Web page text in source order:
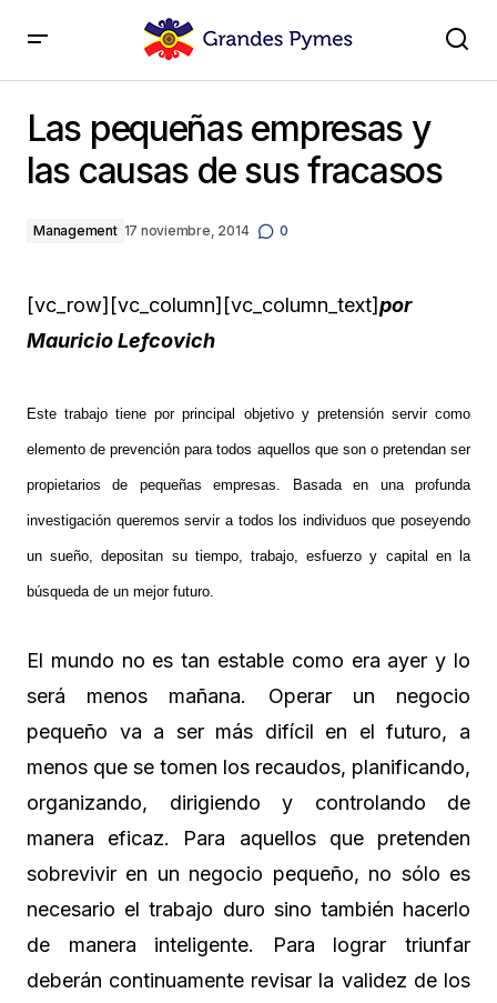
Las pequeñas empresas y
las causas de sus fracasos
Management 17 noviembre, 2014 0
[vc_row][vc_column][vc_column_text]por
Mauricio Lefcovich
Este trabajo tiene por principal objetivo y pretensión servir como
elemento de prevención para todos aquellos que son o pretendan ser
propietarios de pequeñas empresas. Basada en una profunda
investigación queremos servir a todos los individuos que poseyendo
un sueño, depositan su tiempo, trabajo, esfuerzo y capital en la
búsqueda de un mejor futuro.
El mundo no es tan estable como era ayer y lo
será menos mañana. Operar un negocio
pequeño va a ser más difícil en el futuro, a
menos que se tomen los recaudos, planificando,
organizando, dirigiendo y controlando de
manera eficaz. Para aquellos que pretenden
sobrevivir en un negocio pequeño, no sólo es
necesario el trabajo duro sino también hacerlo
de manera inteligente. Para lograr triunfar
deberán continuamente revisar la validez de los